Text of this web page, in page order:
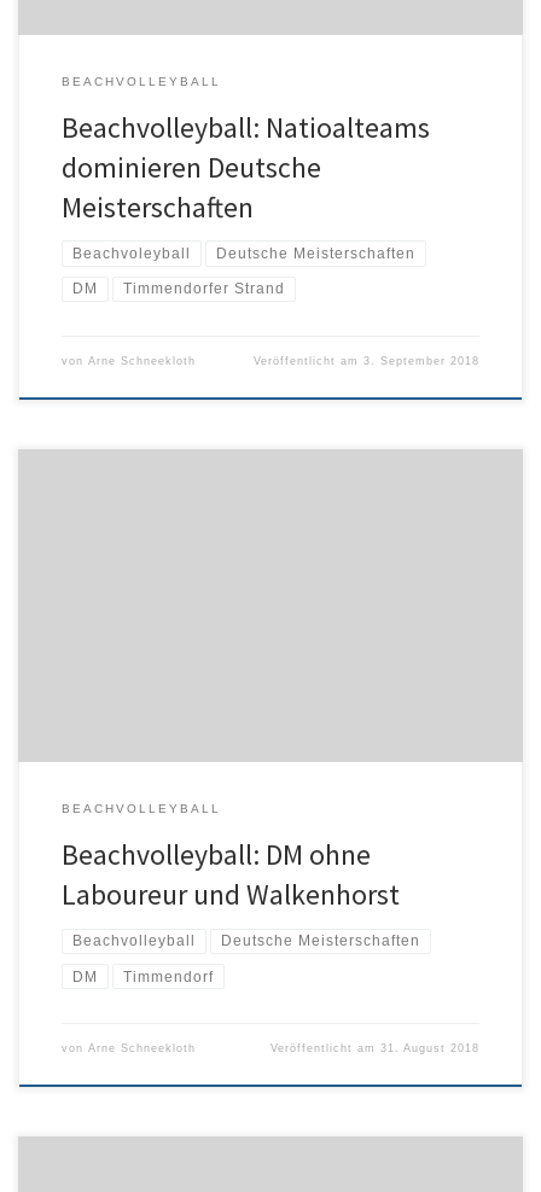
BEACHVOLLEYBALL
Beachvolleyball: Natioalteams
dominieren Deutsche
Meisterschaften
Beachvoleyball Deutsche Meisterschaften
DM Timmendorfer Strand
von Arne Schneekloth Veröffentlicht am3. September 2018
BEACHVOLLEYBALL
Beachvolleyball: DM ohne
Laboureur und Walkenhorst
Beachvolleyball Deutsche Meisterschaften
DM Timmendorf
von Arne Schneekloth Veröffentlicht am31. August 2018